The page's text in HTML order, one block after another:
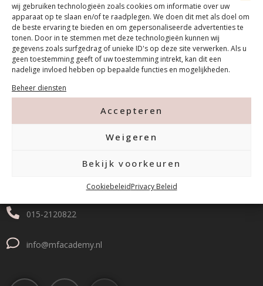
wij gebruiken technologieën zoals cookies om informatie over uw
apparaat op te slaan en/of te raadplegen. We doen dit met als doel om
de beste ervaring te bieden en om gepersonaliseerde advertenties te
tonen. Door in te stemmen met deze technologieën kunnen wij
gegevens zoals surfgedrag of unieke ID's op deze site verwerken. Als u
geen toestemming geeft of uw toestemming intrekt, kan dit een
nadelige invloed hebben op bepaalde functies en mogelijkheden.
Beheer diensten
Accepteren
Weigeren
Bekijk voorkeuren
CookiebeleidPrivacy Beleid
Tanthofdreef 7 2623 EW Delft
015-2120822
info@mfacademy.nl